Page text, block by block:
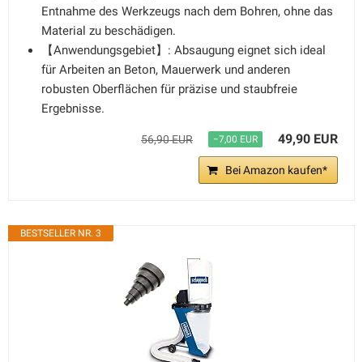
Entnahme des Werkzeugs nach dem Bohren, ohne das
Material zu beschädigen.
【Anwendungsgebiet】: Absaugung eignet sich ideal
für Arbeiten an Beton, Mauerwerk und anderen
robusten Oberflächen für präzise und staubfreie
Ergebnisse.
56,90 EUR −7,00 EUR 49,90 EUR
Bei Amazon kaufen*
BESTSELLER NR. 3